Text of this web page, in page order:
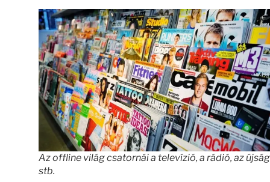
Az offline világ csatornái a televízió, a rádió, az
stb.